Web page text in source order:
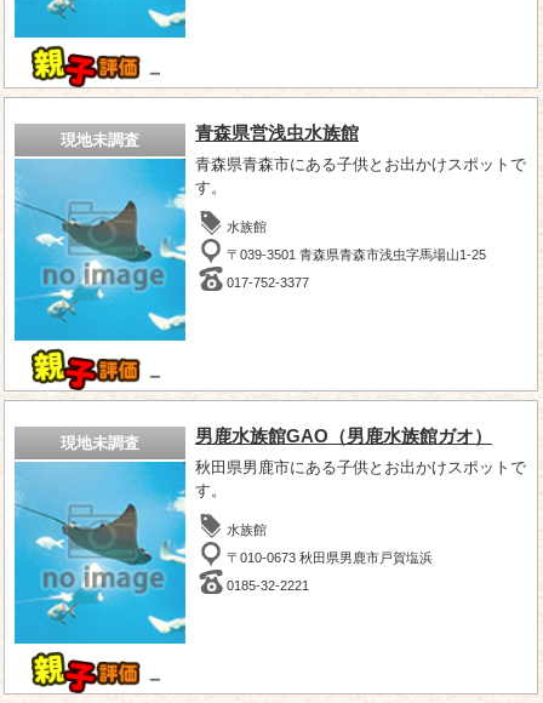
－
現地未調査
－
青森県営浅虫水族館
青森県青森市にある子供とお出かけスポットで
す。
水族館
〒039-3501 青森県青森市浅虫字馬場山1-25
017-752-3377
現地未調査
－
男鹿水族館GAO（男鹿水族館ガオ）
秋田県男鹿市にある子供とお出かけスポットで
す。
水族館
〒010-0673 秋田県男鹿市戸賀塩浜
0185-32-2221